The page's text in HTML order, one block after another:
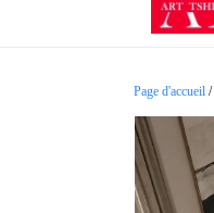
Page d'accueil /